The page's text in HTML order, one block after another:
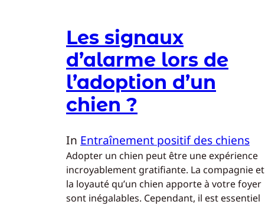
Les signaux
d’alarme lors de
l’adoption d’un
chien ?
In Entraînement positif des chiens
Adopter un chien peut être une expérience
incroyablement gratifiante. La compagnie et
la loyauté qu’un chien apporte à votre foyer
sont inégalables. Cependant, il est essentiel